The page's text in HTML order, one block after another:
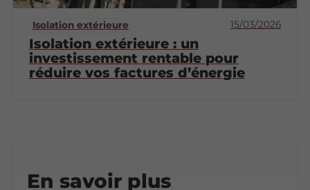
Isolation extérieure 15/03/2026
Isolation extérieure : un
investissement rentable pour
réduire vos factures d’énergie
En savoir plus